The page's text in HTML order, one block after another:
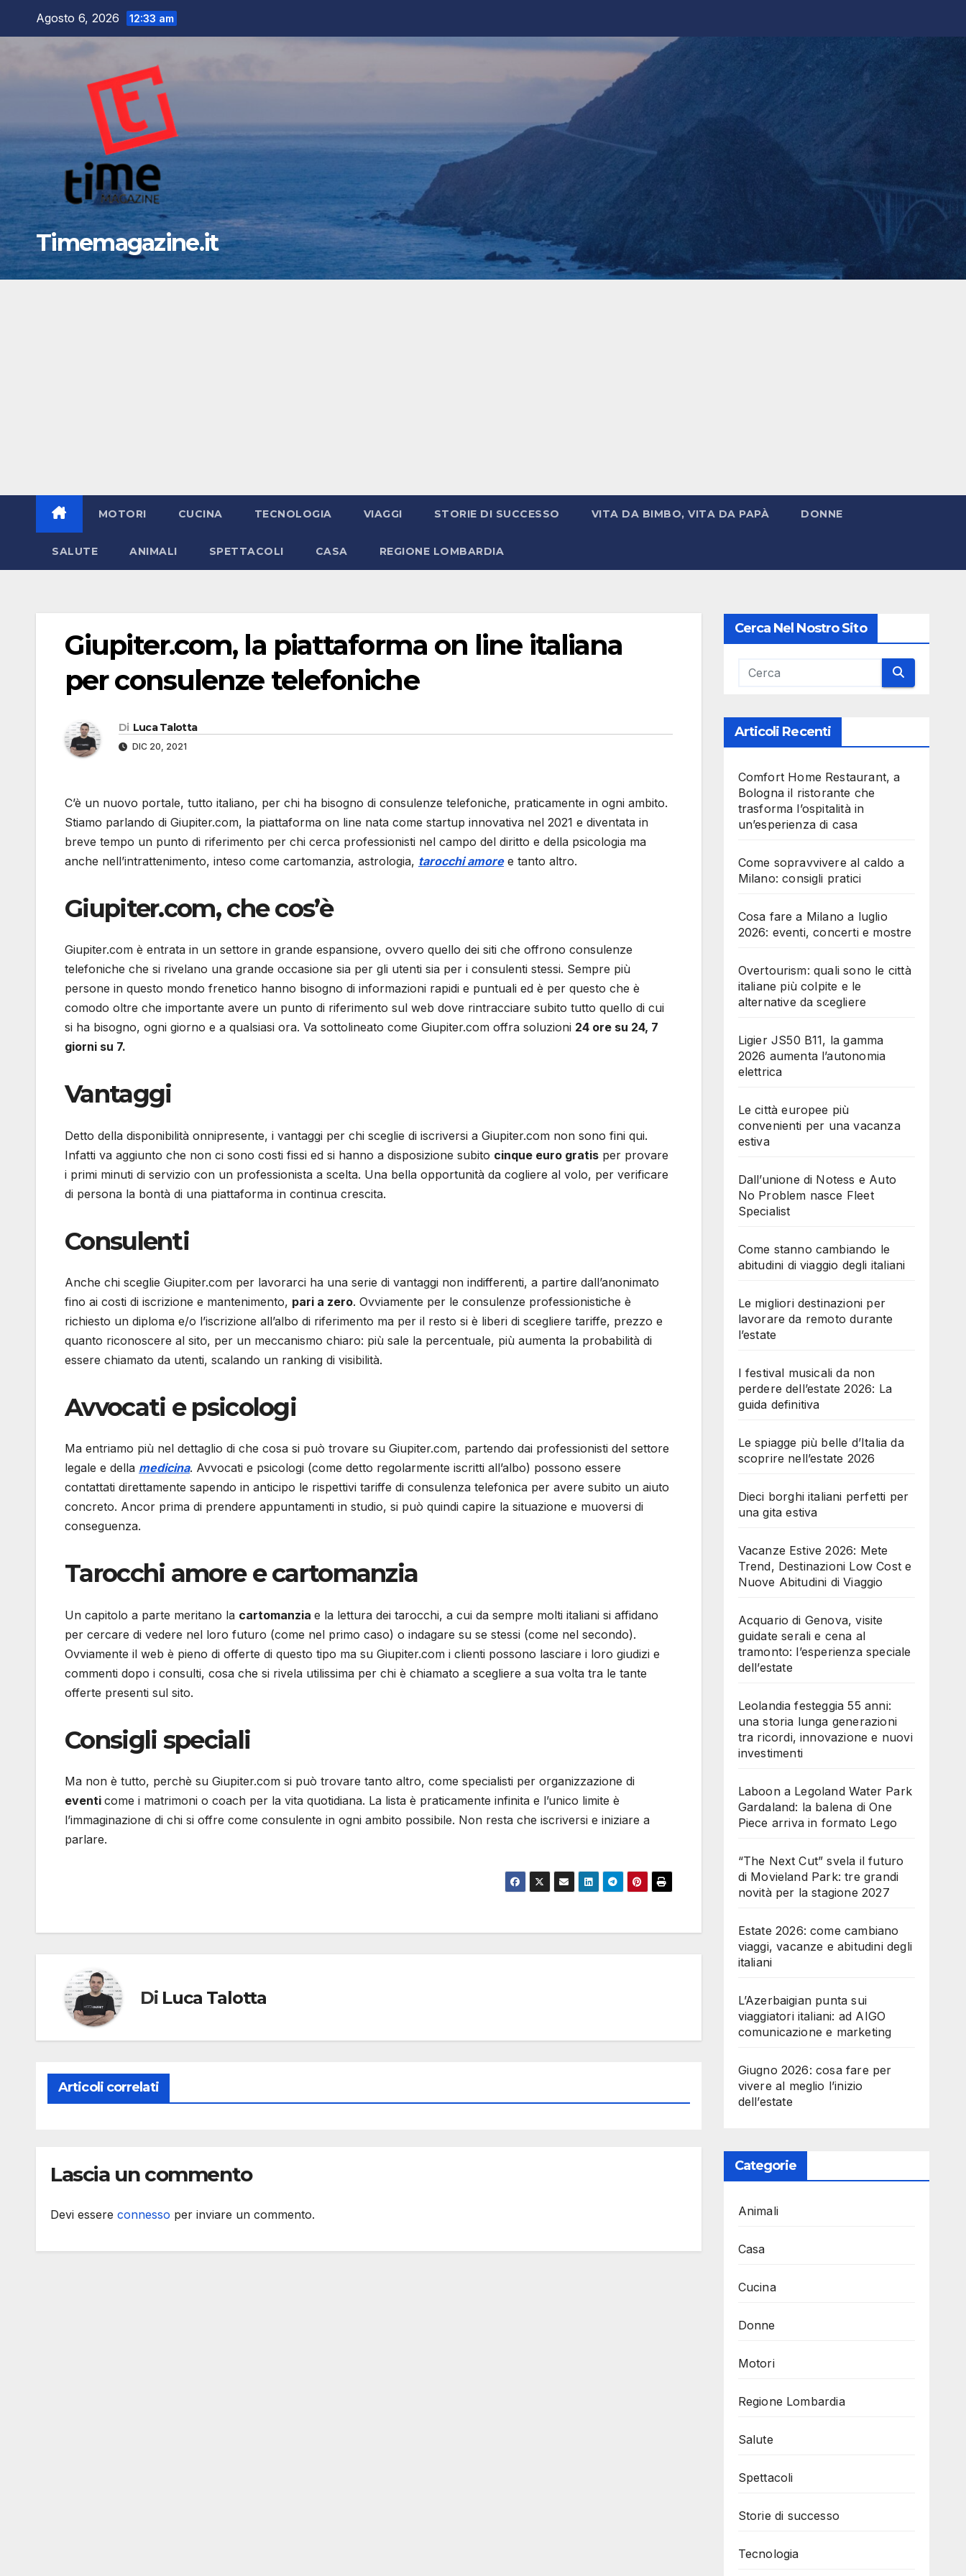
Agosto 6, 2026 12:33 am
Timemagazine.it
MOTORI CUCINA TECNOLOGIA VIAGGI STORIE DI SUCCESSO VITA DA BIMBO, VITA DA PAPÀ DONNE
SALUTE ANIMALI SPETTACOLI CASA REGIONE LOMBARDIA
Giupiter.com, la piattaforma on line italiana
per consulenze telefoniche
Di Luca Talotta
DIC 20, 2021
C’è un nuovo portale, tutto italiano, per chi ha bisogno di consulenze telefoniche, praticamente in ogni ambito.
Stiamo parlando di Giupiter.com, la piattaforma on line nata come startup innovativa nel 2021 e diventata in
breve tempo un punto di riferimento per chi cerca professionisti nel campo del diritto e della psicologia ma
anche nell’intrattenimento, inteso come cartomanzia, astrologia, tarocchi amoree tanto altro.
Giupiter.com, che cos’è
Giupiter.com è entrata in un settore in grande espansione, ovvero quello dei siti che offrono consulenze
telefoniche che si rivelano una grande occasione sia per gli utenti sia per i consulenti stessi. Sempre più
persone in questo mondo frenetico hanno bisogno di informazioni rapidi e puntuali ed è per questo che è
comodo oltre che importante avere un punto di riferimento sul web dove rintracciare subito tutto quello di cui
si ha bisogno, ogni giorno e a qualsiasi ora. Va sottolineato come Giupiter.com offra soluzioni 24 ore su 24, 7
giorni su 7.
Vantaggi
Detto della disponibilità onnipresente, i vantaggi per chi sceglie di iscriversi a Giupiter.com non sono fini qui.
Infatti va aggiunto che non ci sono costi fissi ed si hanno a disposizione subito cinque euro gratis per provare
i primi minuti di servizio con un professionista a scelta. Una bella opportunità da cogliere al volo, per verificare
di persona la bontà di una piattaforma in continua crescita.
Consulenti
Anche chi sceglie Giupiter.com per lavorarci ha una serie di vantaggi non indifferenti, a partire dall’anonimato
fino ai costi di iscrizione e mantenimento, pari a zero. Ovviamente per le consulenze professionistiche è
richiesto un diploma e/o l’iscrizione all’albo di riferimento ma per il resto si è liberi di scegliere tariffe, prezzo e
quanto riconoscere al sito, per un meccanismo chiaro: più sale la percentuale, più aumenta la probabilità di
essere chiamato da utenti, scalando un ranking di visibilità.
Avvocati e psicologi
Ma entriamo più nel dettaglio di che cosa si può trovare su Giupiter.com, partendo dai professionisti del settore
legale e della medicina. Avvocati e psicologi (come detto regolarmente iscritti all’albo) possono essere
contattati direttamente sapendo in anticipo le rispettivi tariffe di consulenza telefonica per avere subito un aiuto
concreto. Ancor prima di prendere appuntamenti in studio, si può quindi capire la situazione e muoversi di
conseguenza.
Tarocchi amore e cartomanzia
Un capitolo a parte meritano la cartomanzia e la lettura dei tarocchi, a cui da sempre molti italiani si affidano
per cercare di vedere nel loro futuro (come nel primo caso) o indagare su se stessi (come nel secondo).
Ovviamente il web è pieno di offerte di questo tipo ma su Giupiter.com i clienti possono lasciare i loro giudizi e
commenti dopo i consulti, cosa che si rivela utilissima per chi è chiamato a scegliere a sua volta tra le tante
offerte presenti sul sito.
Consigli speciali
Ma non è tutto, perchè su Giupiter.com si può trovare tanto altro, come specialisti per organizzazione di
eventi come i matrimoni o coach per la vita quotidiana. La lista è praticamente infinita e l’unico limite è
l’immaginazione di chi si offre come consulente in ogni ambito possibile. Non resta che iscriversi e iniziare a
parlare.
Di Luca Talotta
Articoli correlati
Lascia un commento
Devi essere connesso per inviare un commento.
Cerca Nel Nostro Sito
Articoli Recenti
Comfort Home Restaurant, a
Bologna il ristorante che
trasforma l’ospitalità in
un’esperienza di casa
Come sopravvivere al caldo a
Milano: consigli pratici
Cosa fare a Milano a luglio
2026: eventi, concerti e mostre
Overtourism: quali sono le città
italiane più colpite e le
alternative da scegliere
Ligier JS50 B11, la gamma
2026 aumenta l’autonomia
elettrica
Le città europee più
convenienti per una vacanza
estiva
Dall’unione di Notess e Auto
No Problem nasce Fleet
Specialist
Come stanno cambiando le
abitudini di viaggio degli italiani
Le migliori destinazioni per
lavorare da remoto durante
l’estate
I festival musicali da non
perdere dell’estate 2026: La
guida definitiva
Le spiagge più belle d’Italia da
scoprire nell’estate 2026
Dieci borghi italiani perfetti per
una gita estiva
Vacanze Estive 2026: Mete
Trend, Destinazioni Low Cost e
Nuove Abitudini di Viaggio
Acquario di Genova, visite
guidate serali e cena al
tramonto: l’esperienza speciale
dell’estate
Leolandia festeggia 55 anni:
una storia lunga generazioni
tra ricordi, innovazione e nuovi
investimenti
Laboon a Legoland Water Park
Gardaland: la balena di One
Piece arriva in formato Lego
“The Next Cut” svela il futuro
di Movieland Park: tre grandi
novità per la stagione 2027
Estate 2026: come cambiano
viaggi, vacanze e abitudini degli
italiani
L’Azerbaigian punta sui
viaggiatori italiani: ad AIGO
comunicazione e marketing
Giugno 2026: cosa fare per
vivere al meglio l’inizio
dell’estate
Categorie
Animali
Casa
Cucina
Donne
Motori
Regione Lombardia
Salute
Spettacoli
Storie di successo
Tecnologia